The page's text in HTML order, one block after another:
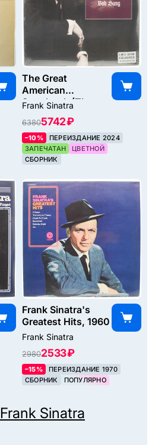
The Great
American
Songbook (The
Sang) (2LP), 2017
Frank Sinatra
63805742 ₽
–10%
ПЕРЕИЗДАНИЕ 2024
ЗАПЕЧАТАН
ЦВЕТНОЙ
СБОРНИК
Frank Sinatra's
Greatest Hits, 1960
Frank Sinatra
29802533 ₽
–15%
ПЕРЕИЗДАНИЕ 1970
СБОРНИК
ПОПУЛЯРНО
Frank Sinatra